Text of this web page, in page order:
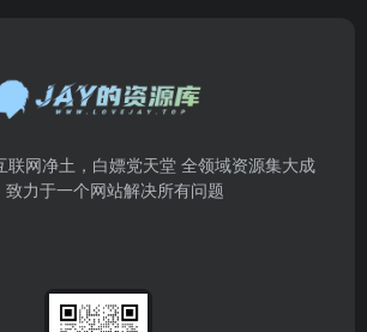
联网净土，白嫖党天堂 全领域资源集大成
致力于一个网站解决所有问题